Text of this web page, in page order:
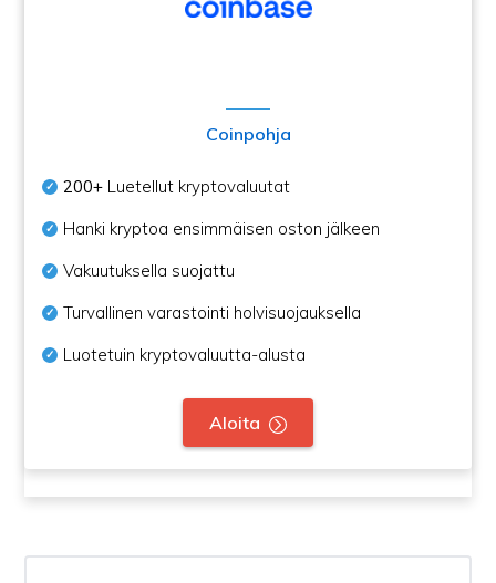
Coinpohja
200+ Luetellut kryptovaluutat
Hanki kryptoa ensimmäisen oston jälkeen
Vakuutuksella suojattu
Turvallinen varastointi holvisuojauksella
Luotetuin kryptovaluutta-alusta
Aloita